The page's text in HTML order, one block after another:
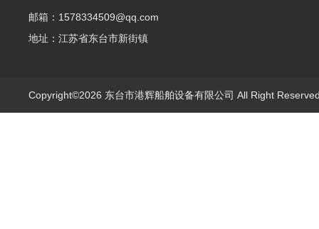
邮箱：1578334509@qq.com
地址：江苏省东台市新街镇
Copyright©2026 东台市港辉船舶设备有限公司 All Right